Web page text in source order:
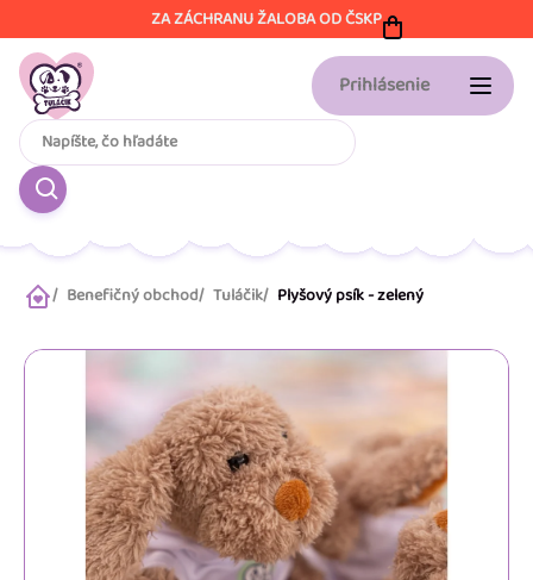
na
obsah
ZA ZÁCHRANU ŽALOBA OD ČSKP
Prihlásenie
DomovBenefičný obchod Tuláčik Plyšový psík - zelený